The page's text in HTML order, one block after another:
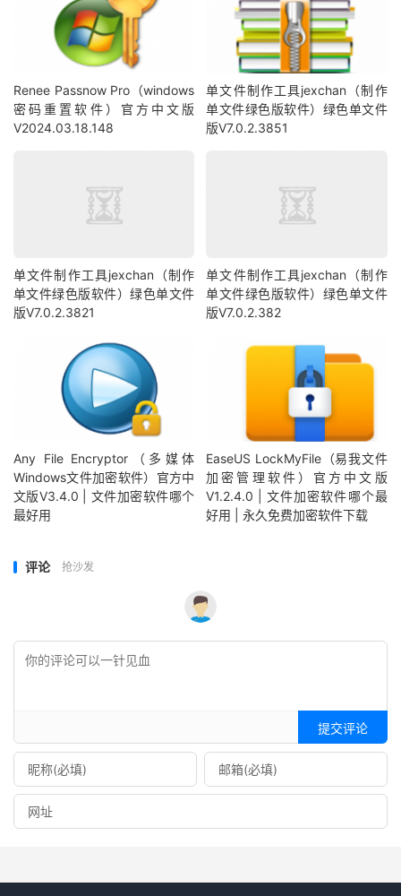
Renee Passnow Pro（windows
密码重置软件）官方中文版
V2024.03.18.148
单文件制作工具jexchan（制作
单文件绿色版软件）绿色单文件
版V7.0.2.3851
单文件制作工具jexchan（制作
单文件绿色版软件）绿色单文件
版V7.0.2.3821
单文件制作工具jexchan（制作
单文件绿色版软件）绿色单文件
版V7.0.2.382
Any File Encryptor（多媒体
Windows文件加密软件）官方中
文版V3.4.0 | 文件加密软件哪个
最好用
EaseUS LockMyFile（易我文件
加密管理软件）官方中文版
V1.2.4.0 | 文件加密软件哪个最
好用 | 永久免费加密软件下载
评论 抢沙发
提交评论